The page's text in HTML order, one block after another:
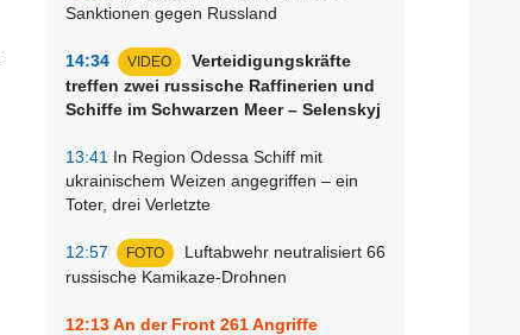
Sanktionen gegen Russland
14:34 VIDEO
Verteidigungskräfte
treffen zwei russische Raffinerien und
Schiffe im Schwarzen Meer – Selenskyj
13:41 In Region Odessa Schiff mit
ukrainischem Weizen angegriffen – ein
Toter, drei Verletzte
12:57 FOTO
Luftabwehr neutralisiert 66
russische Kamikaze-Drohnen
12:13An der Front 261 Angriffe